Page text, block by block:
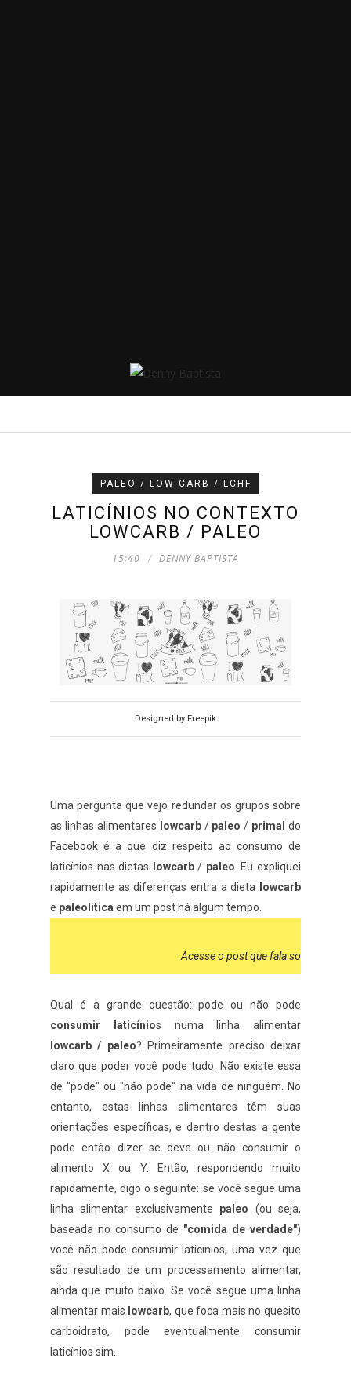
PALEO / LOW CARB / LCHF
LATICÍNIOS NO CONTEXTO
LOWCARB / PALEO
15:40 DENNY BAPTISTA
Designed by Freepik
Uma pergunta que vejo redundar os grupos sobre
as linhas alimentares
lowcarb/ paleo / primal do
Facebook é a que diz respeito ao consumo de
laticínios nas dietas
lowcarb/ paleo . Eu expliquei
rapidamente as diferenças entra a dieta lowcarb
e paleolitica em um post há algum tempo.
Acesse o post que fala sobre os
Qual é a grande questão: pode ou não pode
consumir laticínios numa linha alimentar
lowcarb / paleo? Primeiramente preciso deixar
claro que poder você pode tudo. Não existe essa
de "pode" ou "não pode" na vida de ninguém. No
entanto, estas linhas alimentares têm suas
orientações específicas, e dentro destas a gente
pode então dizer se deve ou não consumir o
alimento X ou Y. Então, respondendo muito
rapidamente, digo o seguinte: se você segue uma
linha alimentar exclusivamente paleo (ou seja,
baseada no consumo de "comida de verdade")
você não pode consumir laticínios, uma vez que
são resultado de um processamento alimentar,
ainda que muito baixo. Se você segue uma linha
alimentar mais lowcarb, que foca mais no quesito
carboidrato, pode eventualmente consumir
laticínios sim.